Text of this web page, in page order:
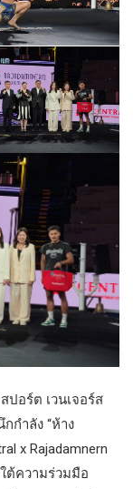
ปอร์ต เวนเจอร์ส
กำลัง “ห้าง
x Rajadamnern
ต้ความร่วมมือ